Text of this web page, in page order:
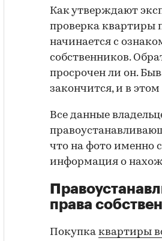
Как утверждают
проверка квартиры
начинается с
собственников.
просрочен ли он.
закончится, и в
Все данные
что на фото именно
информация о
права
Покупка квартиры